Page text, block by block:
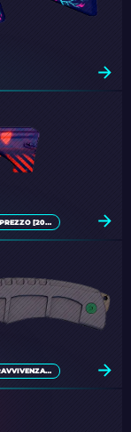
LE MIGLIORI SKIN CS2 AUG IN TUTTE LE FASCE DI PREZZO [2026]
LE SKIN ECONOMICHE PER IL COLTELLO DA SOPRAVVIVENZA [2026]